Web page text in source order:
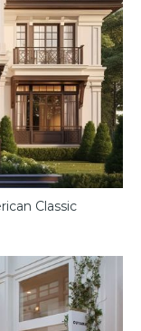
Classic